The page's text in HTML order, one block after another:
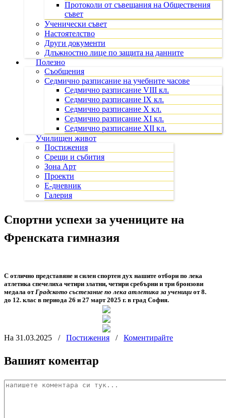
Протоколи от съвещания на Обществения
съвет
Ученически съвет
Настоятелство
Други документи
Длъжностно лице по защита на данните
Полезно
Съобщения
Седмично разписание на учебните часове
Седмично разписание VIII кл.
Седмично разписание IX кл.
Седмично разписание X кл.
Седмично разписание XI кл.
Седмично разписание XII кл.
Училищен живот
Постижения
Срещи и събития
Зона Арт
Проекти
Е-дневник
Галерия
Спортни успехи за учениците на
Френската гимназия
С отлично представяне и силен спортен дух нашите отбори по лека
атлетика спечелиха четири златни, четири сребърни и три бронзови
медала от Градското състезание по лека атлетика за ученици от 8.
до 12. клас в периода 26 и 27 март 2025 г. в град София.
На 31.03.2025 / Постижения / Коментирайте
Вашият коментар